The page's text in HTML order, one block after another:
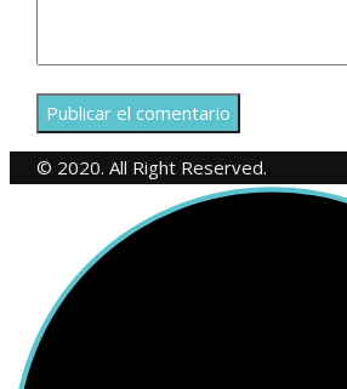
© 2020. All Right Reserved.